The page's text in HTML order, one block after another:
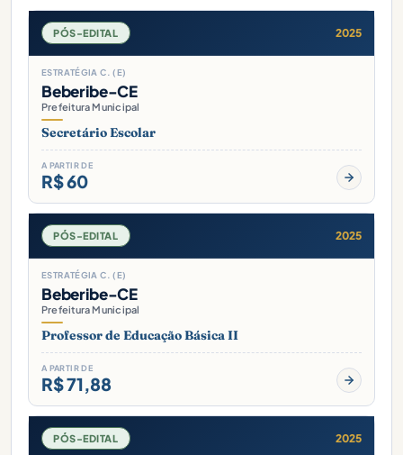
PÓS-EDITAL 2025
ESTRATÉGIA C. (E)
Beberibe-CE
Prefeitura Municipal
Secretário Escolar
A PARTIR DE
R$ 60
PÓS-EDITAL 2025
ESTRATÉGIA C. (E)
Beberibe-CE
Prefeitura Municipal
Professor de Educação Básica II
A PARTIR DE
R$ 71,88
PÓS-EDITAL 2025